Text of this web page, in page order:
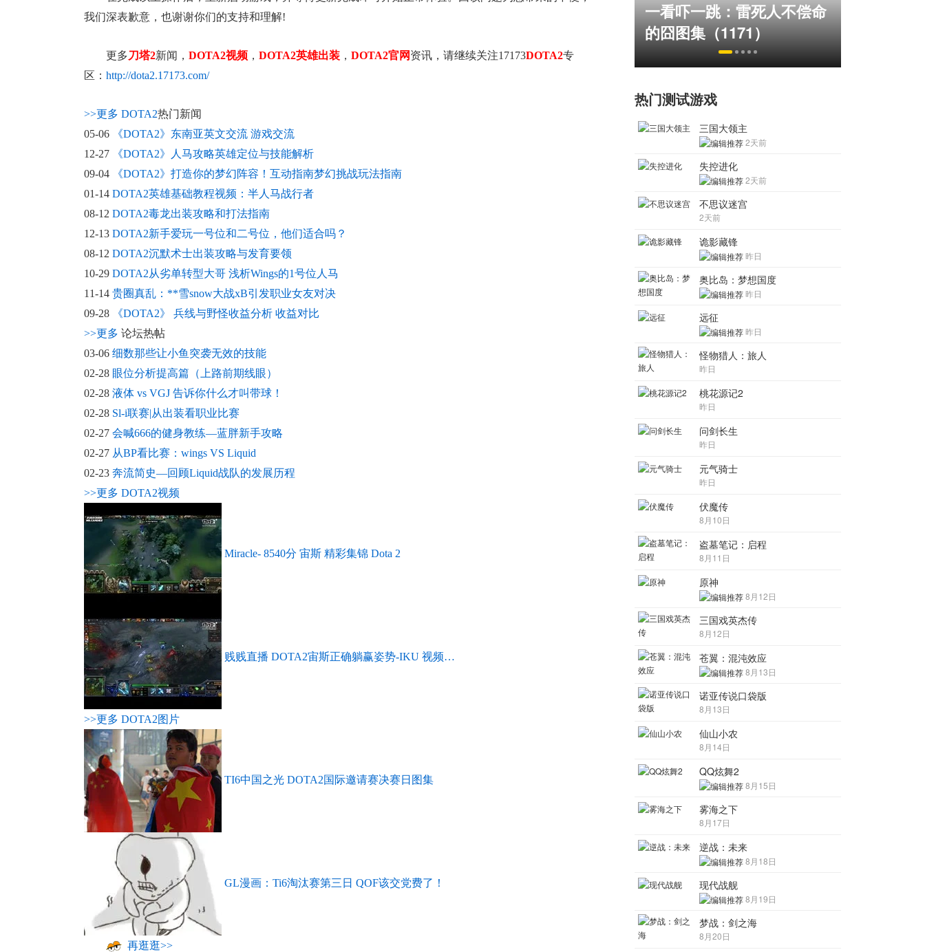
我们深表歉意，也谢谢你们的支持和理解!
更多刀塔2新闻， DOTA2视频 ， DOTA2英雄出装 ， DOTA2官网资讯，请继续关注17173DOTA2专
区： http://dota2.17173.com/
>>更多 DOTA2热门新闻
05-06
《DOTA2》东南亚英文交流 游戏交流
12-27
《DOTA2》人马攻略英雄定位与技能解析
09-04
《DOTA2》打造你的梦幻阵容！互动指南梦幻挑战玩法指南
01-14 DOTA2英雄基础教程视频：半人马战行者
08-12 DOTA2毒龙出装攻略和打法指南
12-13 DOTA2新手爱玩一号位和二号位，他们适合吗？
08-12 DOTA2沉默术士出装攻略与发育要领
10-29 DOTA2从劣单转型大哥 浅析Wings的1号位人马
11-14 贵圈真乱：**雪snow大战xB引发职业女友对决
09-28
《DOTA2》 兵线与野怪收益分析 收益对比
>>更多 论坛热帖
03-06 细数那些让小鱼突袭无效的技能
02-28 眼位分析提高篇（上路前期线眼）
02-28 液体 vs VGJ 告诉你什么才叫带球！
02-28 Sl-i联赛|从出装看职业比赛
02-27 会喊666的健身教练—蓝胖新手攻略
02-27 从BP看比赛：wings VS Liquid
02-23 奔流简史—回顾Liquid战队的发展历程
>>更多 DOTA2视频
Miracle- 8540分 宙斯 精彩集锦 Dota 2
贱贱直播 DOTA2宙斯正确躺赢姿势-IKU 视频…
>>更多 DOTA2图片
TI6中国之光 DOTA2国际邀请赛决赛日图集
GL漫画：Ti6淘汰赛第三日 QOF该交党费了！
再逛逛>>
一看吓一跳：雷死人不偿命
的囧图集（1171）
热门测试游戏
三国大领主
2天前
失控进化
2天前
不思议迷宫
2天前
诡影藏锋
昨日
奥比岛：梦想国度
昨日
远征
昨日
怪物猎人：旅人
昨日
桃花源记2
昨日
问剑长生
昨日
元气骑士
昨日
伏魔传
8月10日
盗墓笔记：启程
8月11日
原神
8月12日
三国戏英杰传
8月12日
苍翼：混沌效应
8月13日
诺亚传说口袋版
8月13日
仙山小农
8月14日
QQ炫舞2
8月15日
雾海之下
8月17日
逆战：未来
8月18日
现代战舰
8月19日
梦战：剑之海
8月20日